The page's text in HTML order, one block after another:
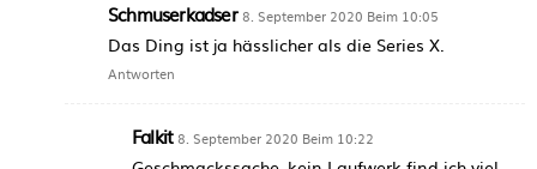
Schmuserkadser 8. September 2020 Beim 10:05
Das Ding ist ja hässlicher als die Series X.
Antworten
Falkit 8. September 2020 Beim 10:22